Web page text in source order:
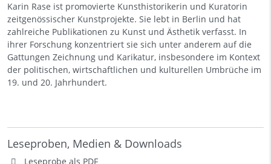
Karin Rase ist promovierte Kunsthistorikerin und Kuratorin
zeitgenössischer Kunstprojekte. Sie lebt in Berlin und hat
zahlreiche Publikationen zu Kunst und Ästhetik verfasst. In
ihrer Forschung konzentriert sie sich unter anderem auf die
Gattungen Zeichnung und Karikatur, insbesondere im Kontext
der politischen, wirtschaftlichen und kulturellen Umbrüche im
19. und 20. Jahrhundert.
Leseproben, Medien & Downloads
Leseprobe als PDF